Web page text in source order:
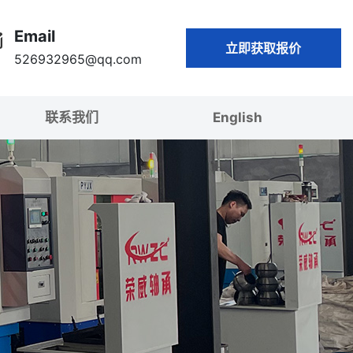
Email
526932965@qq.com
立即获取报价
联系我们 English